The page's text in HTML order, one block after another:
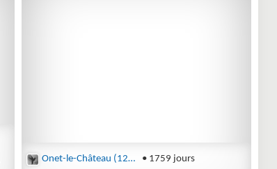
Onet-le-Château (12850) • 1759 jours